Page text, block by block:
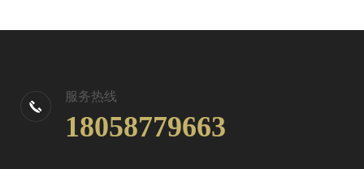
服务热线
18058779663